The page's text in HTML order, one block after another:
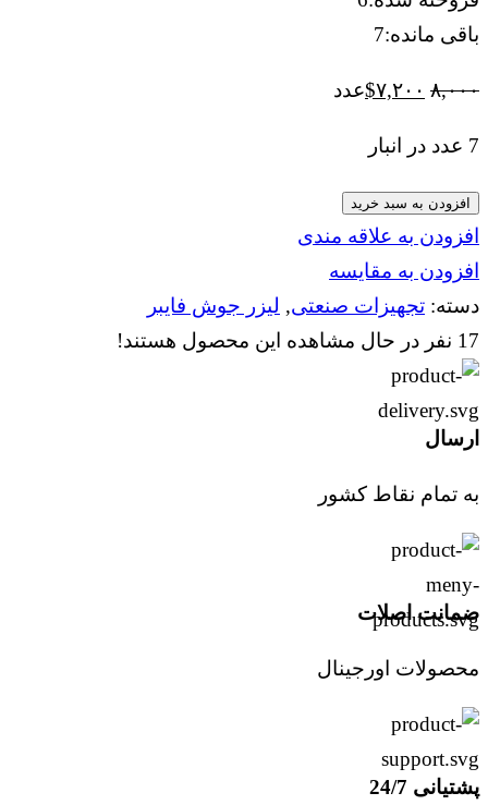
باقی مانده:7
۸,۰۰۰ قیمت
$۸,۰۰۰
بود.
$۷,۲۰۰ قیمت
است.
عدد
7 عدد در انبار
جوش
لیزر
3
کاره
ریکاس
1500
وات
WeldX
افزودن به سبد خرید
افزودن به علاقه مندی
افزودن به مقایسه
دسته: تجهیزات صنعتی, لیزر جوش فایبر
17 نفر در حال مشاهده این محصول هستند!
ارسال
به تمام نقاط کشور
ضمانت اصلات
محصولات اورجینال
پشتیانی 24/7